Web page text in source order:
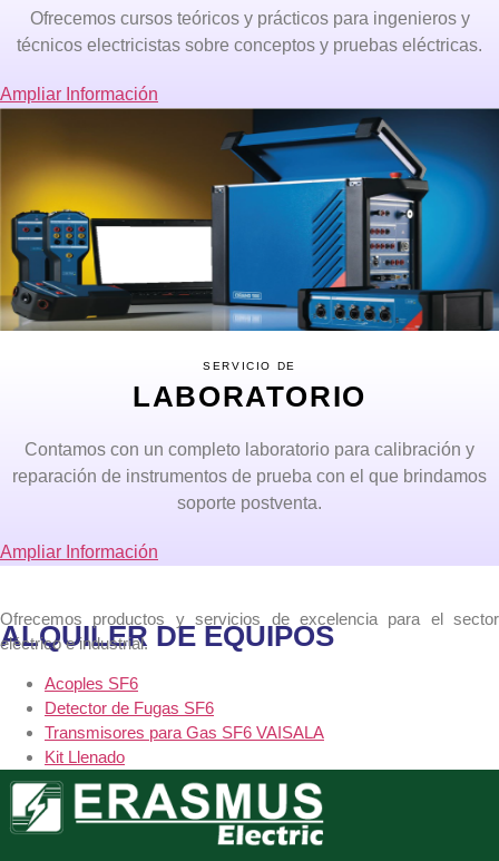
Ofrecemos cursos teóricos y prácticos para ingenieros y
técnicos electricistas sobre conceptos y pruebas eléctricas.
Ampliar Información
SERVICIO DE
LABORATORIO
Contamos con un completo laboratorio para calibración y
reparación de instrumentos de prueba con el que brindamos
soporte postventa.
Ampliar Información
ALQUILER DE EQUIPOS
Ofrecemos productos y servicios de excelencia para el sector
eléctrico e industrial.
Acoples SF6
Detector de Fugas SF6
Transmisores para Gas SF6 VAISALA
Kit Llenado